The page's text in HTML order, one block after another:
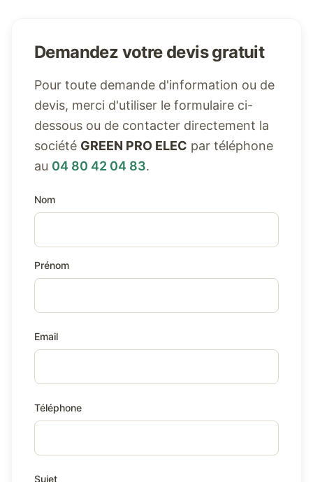
Demandez votre devis gratuit
Pour toute demande d'information ou de
devis, merci d'utiliser le formulaire ci-
dessous ou de contacter directement la
société GREEN PRO ELEC par téléphone
au 04 80 42 04 83.
Nom
Prénom
Email
Téléphone
Sujet